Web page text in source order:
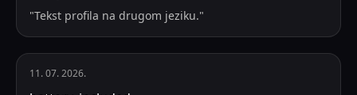
"Tekst profila na drugom jeziku."
11. 07. 2026.